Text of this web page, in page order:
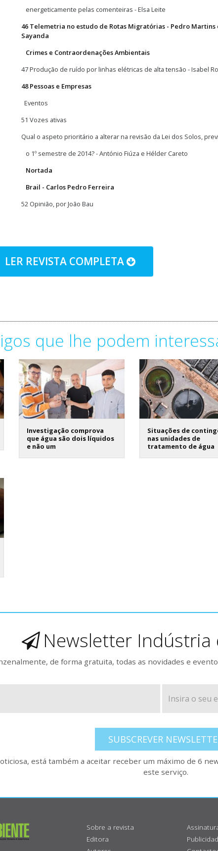
energeticamente pelas comenteiras - Elsa Leite
46 Telemetria no estudo de Rotas Migratórias - Pedro Martins
Sayanda
Crimes e Contraordenações Ambientais
47 Produção de ruído por linhas elétricas de alta tensão - Isabel
48 Pessoas e Empresas
Eventos
51 Vozes ativas
Qual o aspeto prioritário a alterar na revisão da Lei dos Solos,
o 1º semestre de 2014? - António Fiúza e Hélder Careto
Nortada
Brail - Carlos Pedro Ferreira
52 Opinião, por João Bau
LER REVISTA COMPLETA
que lhe podem
Investigação comprova
que água são dois líquidos
e não um
Situações de
nas unidades de
tratamento de água
Newsletter Indústria
de forma gratuita, todas as novidades e
SUBSCREVER
está também a aceitar receber um máximo de 6
este serviço.
Sobre a revista
Editora